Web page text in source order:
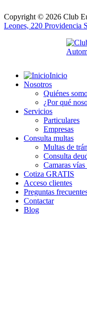
Copyright © 2026 Club
Leones, 220 Providencia
Inicio
Nosotros
Quiénes
¿Por qué
Servicios
Particulares
Empresas
Consulta multas
Multas de
Consulta
Camaras
Cotiza GRATIS
Acceso clientes
Preguntas
Contactar
Blog